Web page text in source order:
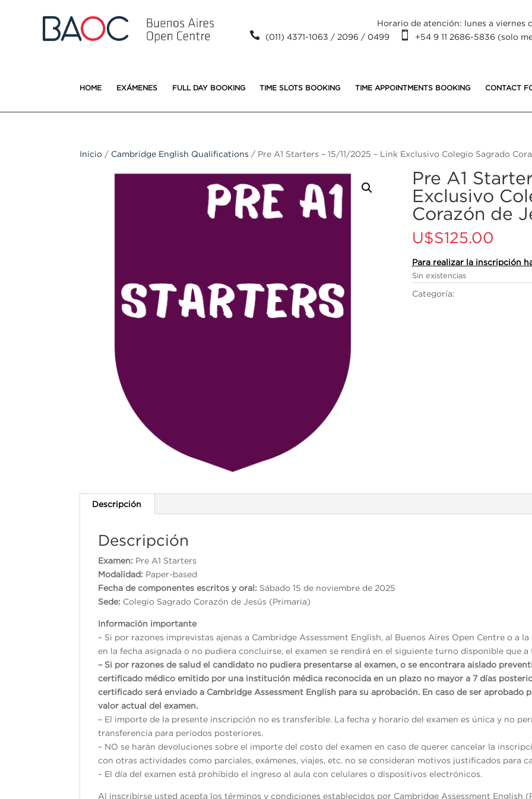
Horario de atención: lunes a viernes
 (011) 4371-1063 / 2096 / 0499  +54 9 11 2686-5836 (solo
HOME EXÁMENES FULL DAY BOOKING TIME SLOTS BOOKING TIME APPOINTMENTS BOOKING CONTACT
Inicio / Cambridge English Qualifications / Pre A1 Starters – 15/11/2025 – Link Exclusivo Colegio Sagrado
Pre A1
Exclusivo
Corazón de
U$S125.00
Para realizar la inscripción
Sin existencias
Categoría:
Descripción
Descripción
Examen: Pre A1 Starters
Modalidad: Paper-based
Fecha de componentes escritos y oral: Sábado 15 de noviembre de 2025
Sede: Colegio Sagrado Corazón de Jesús (Primaria)
Información importante
– Si por razones imprevistas ajenas a Cambridge Assessment English, al Buenos Aires Open Centre o a
en la fecha asignada o no pudiera concluirse, el examen se rendirá en el siguiente turno disponible que a
– Si por razones de salud el candidato no pudiera presentarse al examen, o se encontrara aislado
certificado médico emitido por una institución médica reconocida en un plazo no mayor a 7 días
certificado será enviado a Cambridge Assessment English para su aprobación. En caso de ser aprobado
valor actual del examen.
– El importe de la presente inscripción no es transferible. La fecha y horario del examen es única y no
transferencia para períodos posteriores.
– NO se harán devoluciones sobre el importe del costo del examen en caso de querer cancelar la
con otras actividades como parciales, exámenes, viajes, etc. no se consideran motivos justificados para
– El día del examen está prohibido el ingreso al aula con celulares o dispositivos electrónicos.
Al inscribirse usted acepta los términos y condiciones establecidos por Cambridge Assessment English